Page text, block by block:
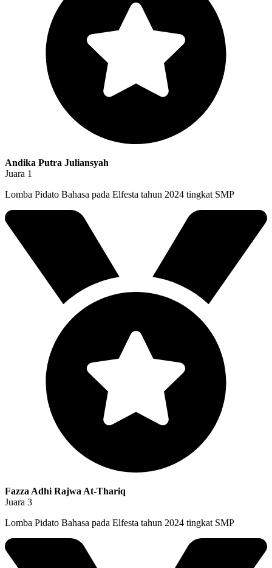
Andika Putra Juliansyah
Juara 1
Lomba Pidato Bahasa pada Elfesta tahun 2024 tingkat SMP
Fazza Adhi Rajwa At-Thariq
Juara 3
Lomba Pidato Bahasa pada Elfesta tahun 2024 tingkat SMP